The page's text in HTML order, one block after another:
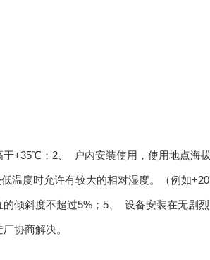
+35℃；2、 户内安装使用，使用地点海
温度时允许有较大的相对湿度。（例如
倾斜度不超过5%；5、 设备安装在无剧
协商解决。